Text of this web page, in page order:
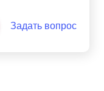
Задать вопрос